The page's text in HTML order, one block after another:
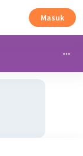
Masuk